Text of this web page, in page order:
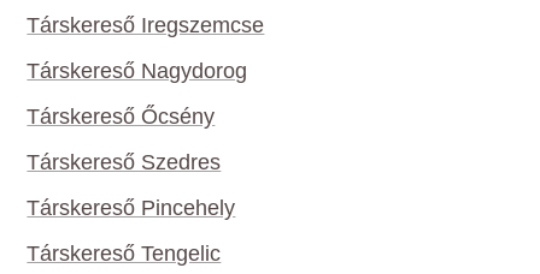
Társkereső Iregszemcse
Társkereső Nagydorog
Társkereső Őcsény
Társkereső Szedres
Társkereső Pincehely
Társkereső Tengelic